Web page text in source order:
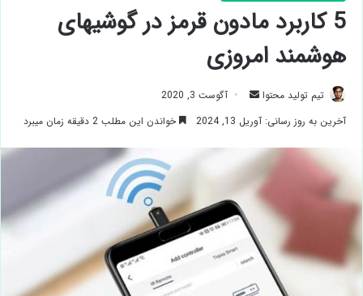
5 کاربرد مادون قرمز در گوشیهای
هوشمند امروزی
تیم تولید محتوا
ارسال
ایمیل
آگوست 3, 2020
آخرین به روز رسانی: آوریل 13, 2024
خواندن این مطلب 2 دقیقه زمان میبرد